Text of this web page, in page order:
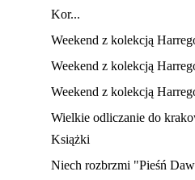
Kor...
Weekend z kolekcją
Weekend z kolekcją
Weekend z kolekcją
Wielkie odliczanie do
Książki
Niech rozbrzmi "Pieśń